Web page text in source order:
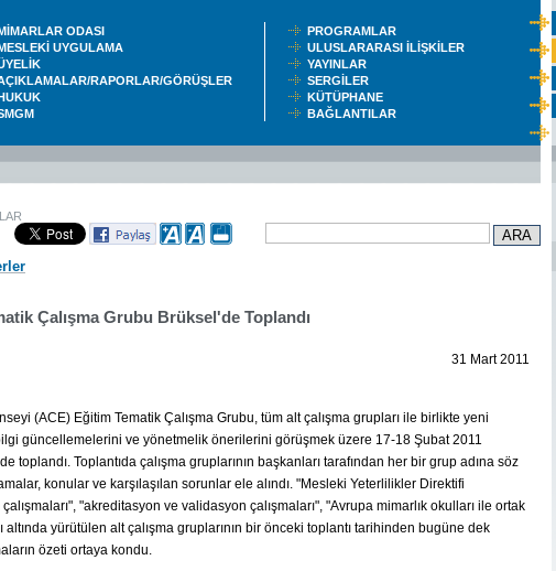
ODASI
UYGULAMA
RAPORLAR/GÖRÜŞLER
PROGRAMLAR
ULUSLARARASI İLİŞKİLER
YAYINLAR
SERGİLER
KÜTÜPHANE
BAĞLANTILAR
Çalışma Grubu Brüksel'de Toplandı
31 Mart 2011
(ACE) Eğitim Tematik Çalışma Grubu, tüm alt çalışma grupları ile birlikte yeni
güncellemelerini ve yönetmelik önerilerini görüşmek üzere 17-18 Şubat 2011
toplandı. Toplantıda çalışma gruplarının başkanları tarafından her bir grup adına söz
konular ve karşılaşılan sorunlar ele alındı. "Mesleki Yeterlilikler Direktifi
çalışmaları", "akreditasyon ve validasyon çalışmaları", "Avrupa mimarlık okulları ile ortak
altında yürütülen alt çalışma gruplarının bir önceki toplantı tarihinden bugüne dek
özeti ortaya kondu.